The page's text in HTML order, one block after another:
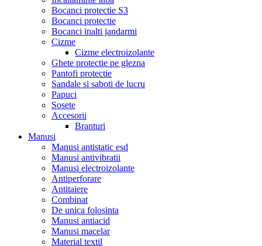
Bocanci protectie S3
Bocanci protectie
Bocanci inalti jandarmi
Cizme
Cizme electroizolante
Ghete protectie pe glezna
Pantofi protectie
Sandale si saboti de lucru
Papuci
Sosete
Accesorii
Branturi
Manusi
Manusi antistatic esd
Manusi antivibratii
Manusi electroizolante
Antiperforare
Antitaiere
Combinat
De unica folosinta
Manusi antiacid
Manusi macelar
Material textil